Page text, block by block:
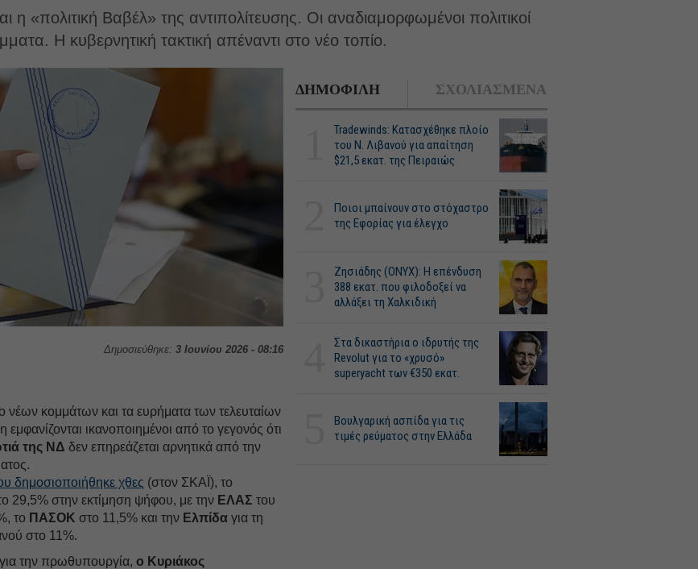
«πολιτική Βαβέλ» της αντιπολίτευσης. Οι αναδιαμορφωμένοι πολιτικοί
Η κυβερνητική τακτική απέναντι στο νέο τοπίο.
Δημοσιεύθηκε: 3 Ιουνίου 2026 - 08:16
κομμάτων και τα ευρήματα των τελευταίων
ικανοποιημένοι από το γεγονός ότι
της ΝΔ δεν επηρεάζεται αρνητικά από την
δημοσιοποιήθηκε χθες (στον ΣΚΑΪ), το
29,5% στην εκτίμηση ψήφου, με την ΕΛΑΣ του
το ΠΑΣΟΚ στο 11,5% και την Ελπίδα για τη
στο 11%.
την πρωθυπουργία,ο Κυριάκος
ΔΗΜΟΦΙΛΗ ΣΧΟΛΙΑΣΜΕΝΑ
Tradewinds: Κατασχέθηκε πλοίο
του Ν. Λιβανού για απαίτηση
$21,5 εκατ. της Πειραιώς
Ποιοι μπαίνουν στο στόχαστρο
της Εφορίας για έλεγχο
Ζησιάδης (ONYX): Η επένδυση
388 εκατ. που φιλοδοξεί να
αλλάξει τη Χαλκιδική
Στα δικαστήρια ο ιδρυτής της
Revolut για το «χρυσό»
superyacht των €350 εκατ.
Βουλγαρική ασπίδα για τις
τιμές ρεύματος στην Ελλάδα